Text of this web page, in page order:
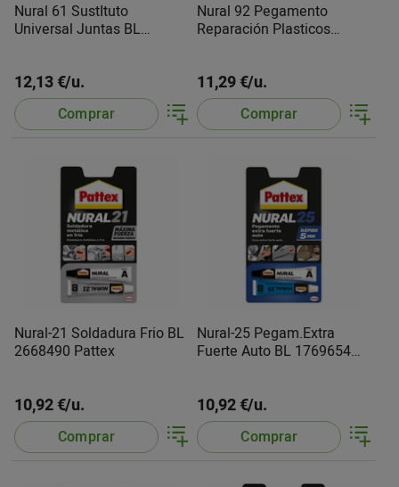
Nural 61 SustItuto
Universal Juntas BL
12,13 €/u.
Comprar
Nural 92 Pegamento
Reparación Plasticos
11,29 €/u.
Comprar
Nural-21 Soldadura Frio BL
2668490 Pattex
10,92 €/u.
Comprar
Nural-25 Pegam.Extra
Fuerte Auto BL 1769654
10,92 €/u.
Comprar